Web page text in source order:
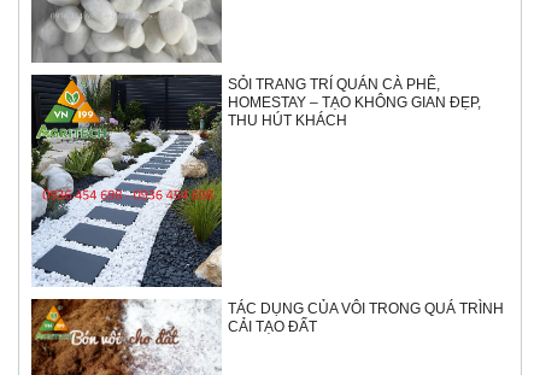
SỎI TRANG TRÍ QUÁN CÀ PHÊ,
HOMESTAY – TẠO KHÔNG GIAN ĐẸP,
THU HÚT KHÁCH
TÁC DỤNG CỦA VÔI TRONG QUÁ TRÌNH
CẢI TẠO ĐẤT